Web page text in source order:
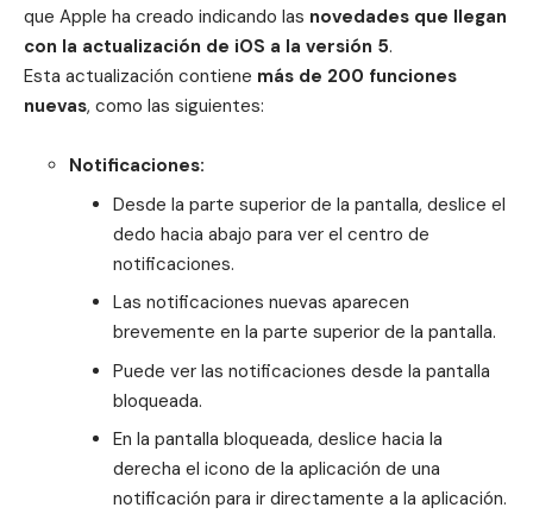
que Apple ha creado indicando las novedades que llegan
con la actualización de iOS a la versión 5.
Esta actualización contiene más de 200 funciones
nuevas, como las siguientes:
Notificaciones:
Desde la parte superior de la pantalla, deslice el
dedo hacia abajo para ver el centro de
notificaciones.
Las notificaciones nuevas aparecen
brevemente en la parte superior de la pantalla.
Puede ver las notificaciones desde la pantalla
bloqueada.
En la pantalla bloqueada, deslice hacia la
derecha el icono de la aplicación de una
notificación para ir directamente a la aplicación.